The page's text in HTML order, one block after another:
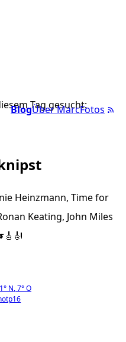
BlogÜber MarcFotos
Tag gesucht:
Heinzmann, Time for
Keating, John Miles
N,7°O